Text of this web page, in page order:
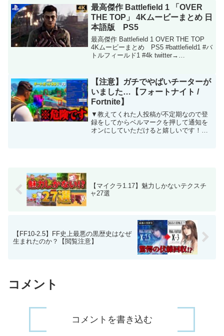
せていただきますチャンネル登録・コメ
ント・評価等してもらえ...
最高傑作 Battlefield 1 「OVER
THE TOP」 4Kムービーまとめ 日
本語版 PS5
最高傑作 Battlefield 1 OVER THE TOP
4Kムービーまとめ PS5 #battlefield1 #バ
トルフィールド1 #4k twitter→
【注意】ガチでやばいチーターが
いました…【フォートナイト /
Fortnite】
▼教えてくれた人投稿が不定期なので登
録をしてからベルマークを押して通知を
オンにしていただけると嬉しいです！
【マイクラ1.17】魅力しかないテクスチ
ャ27選
【FF10-2.5】FF史上最悪の黒歴史はなぜ
生まれたのか？【閲覧注意】
コメント
コメントを書き込む